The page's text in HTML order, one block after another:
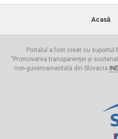
Acasă
Portalul a fost creat cu suportul
"Promovarea transparenței și
non-guvernamentală din Slovacia